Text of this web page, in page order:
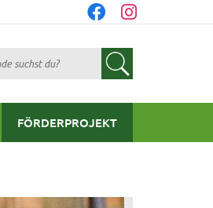
Suchen
FÖRDERPROJEKT